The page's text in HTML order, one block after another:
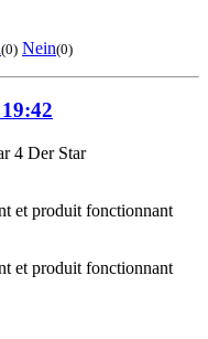
(0) Nein(0)
4 Der Star
et produit fonctionnant
et produit fonctionnant